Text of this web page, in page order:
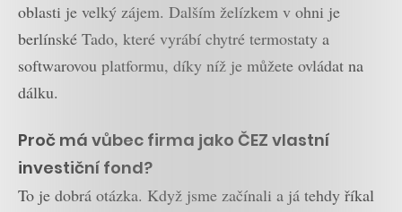
oblasti je velký zájem. Dalším želízkem v ohni je
berlínské Tado, které vyrábí chytré termostaty a
softwarovou platformu, díky níž je můžete ovládat na
dálku.
Proč má vůbec firma jako ČEZ vlastní
investiční fond?
To je dobrá otázka. Když jsme začínali a já tehdy říkal